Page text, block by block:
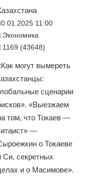
11:00
Экономика
1169 (43648)
могут вымереть
сценарии
«Выезжаем
том, что Токаев —
—
о Токаеве
Си, секретных
и о Масимове».